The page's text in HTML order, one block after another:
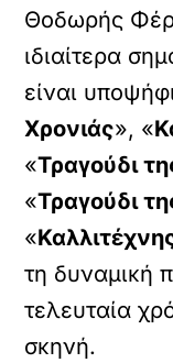
Θοδωρής
ιδιαίτερα
είναι
Χρονιάς», «
«Τραγούδι
«Τραγούδι
«
τη δυναμική
τελευταία
σκηνή.